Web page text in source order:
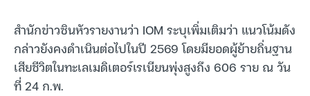
สำนักข่าวซินหัวรายงานว่า IOM ระบุเพิ่มเติมว่า แนวโน้มดัง
กล่าวยังคงดำเนินต่อไปในปี 2569 โดยมียอดผู้ย้ายถิ่นฐาน
เสียชีวิตในทะเลเมดิเตอร์เรเนียนพุ่งสูงถึง 606 ราย ณ วัน
ที่ 24 ก.พ.